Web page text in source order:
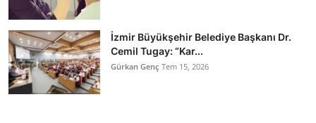
İzmir Büyükşehir Belediye Başkanı Dr.
Cemil Tugay: “Kar...
Gürkan Genç Tem 15, 2026